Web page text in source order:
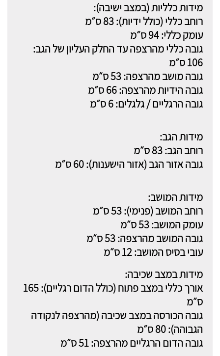
מידות כלליות (במצב ישיבה):
רוחב כללי (כולל ידיות): 83 ס״מ
עומק כללי: 94 ס״מ
גובה כללי מהרצפה עד החלק העליון של הגב:
106 ס״מ
גובה מושב מהרצפה: 53 ס״מ
גובה הידיות מהרצפה: 66 ס״מ
גובה הרגליים / גלגלים: 6 ס״מ
מידות הגב:
רוחב הגב: 83 ס״מ
גובה אזור הגב (אזור הישענות): 60 ס״מ
מידות המושב:
רוחב המושב (פנימי): 53 ס״מ
עומק המושב: 53 ס״מ
גובה המושב מהרצפה: 53 ס״מ
עובי בסיס המושב: 12 ס״מ
מידות במצב שכיבה:
אורך כללי במצב פתוח (כולל הדום רגליים): 165
ס״מ
גובה הכורסה במצב שכיבה (מהרצפה לנקודה
הגבוהה): 80 ס״מ
גובה הדום הרגליים מהרצפה: 51 ס״מ